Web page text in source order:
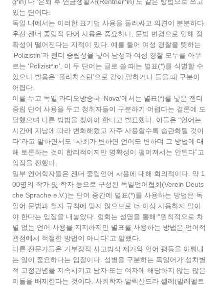
있는 단어다.
독일 내에서는 이러한 표기법 사용을 둘러싸고 의견이 분분하다.
우선 젠더 중립적 단어 사용은 중요하나, 문법 변경으로 인해 정
확성이 떨어진다는 지적이 있다. 예를 들어 여성 경찰을 뜻하는
‘Polizistin’과 젠더 중립성을 넣어 남성과 여성 경찰 모두를 아우
르는 ‘Polizist*in’, 이 두 단어는 글로 쓸 때는 별표(*)를 식별할 수
있으나 발음은 ‘폴리치스틴’으로 같아 말하거나 들을 때 구분이
어렵다.
이를 두고 독일 라디오방송국 ‘Nova’에서는 별표(*)를 넣은 젠더
중립 단어 사용을 두고 청취자들이 구분하기 어렵다는 결론에 도
달했으며 다른 방법을 찾아야 한다고 발표했다. 이들은 “언어는
시간에 지남에 따라 변화해왔고 자주 사용할수록 습관화될 것이
다”라고 말하면서도 “사회가 변하면 언어도 변하며 그 방법에 대
해 토론하는 것이 합리적이지만 명확성이 떨어져서는 안된다”고
입장을 전했다.
일부 언어학자들은 젠더 중립언어 사용에 대해 회의적이다. 약 1
00명의 작가 및 학자 등으로 구성된 독일언어협회(Verein Deuts
che Sprache e.V.)는 단어 중간에 별표(*)를 사용하는 방법은 독
일어 문법과 철자 규칙에 맞지 않으므로 더 이상 사용하지 말아
야 한다는 입장을 내놓았다. 협회는 성명을 통해 “원칙적으로 차
별 없는 언어 사용을 지지하지만 별표를 사용하는 방법은 언어적
관점에서 적절한 방법이 아니다”고 말했다.
다른 전문가들은 가부장적 사고방식 제거와 언어 평등을 이뤄내
는 일이 중요하다는 입장이다. 성별을 구분하는 독일어가 성차별
적 고정관념을 지속시키고 남자 또는 여자에 해당하지 않는 많은
이들을 배제한다는 것이다. 사회학자 알렉산드라 셸레(빌레펠트